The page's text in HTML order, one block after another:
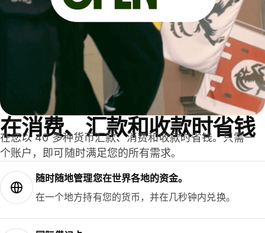
在消费、汇款和收款时省钱
在您以 40 多种货币汇款、消费和收款时省钱。只需一
个账户，即可随时满足您的所有需求。
随时随地管理您在世界各地的资金。
在一个地方持有您的货币，并在几秒钟内兑换。